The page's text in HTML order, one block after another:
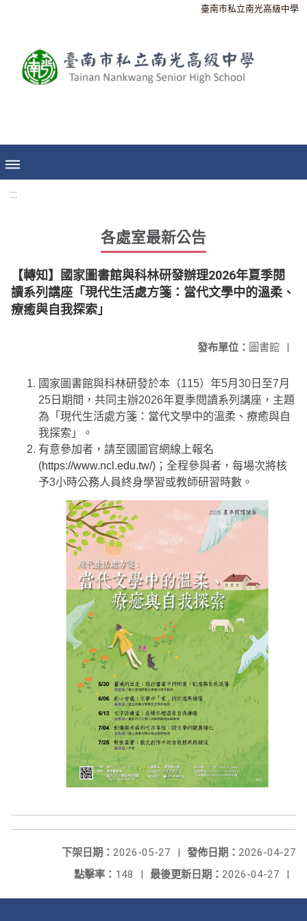
臺南市私立南光高級中學
:::
各處室最新公告
【轉知】國家圖書館與科林研發辦理2026年夏季閱
讀系列講座「現代生活處方箋：當代文學中的溫柔、
療癒與自我探索」
發布單位： 圖書館 |
國家圖書館與科林研發於本（115）年5月30日至7月
25日期間，共同主辦2026年夏季閱讀系列講座，主題
為「現代生活處方箋：當代文學中的溫柔、療癒與自
我探索」。
有意參加者，請至國圖官網線上報名
(https://www.ncl.edu.tw/)；全程參與者，每場次將核
予3小時公務人員終身學習或教師研習時數。
發佈日期： 2026-04-27
下架日期： 2026-05-27
|
最後更新日期： 2026-04-27 |
點擊率： 148 |